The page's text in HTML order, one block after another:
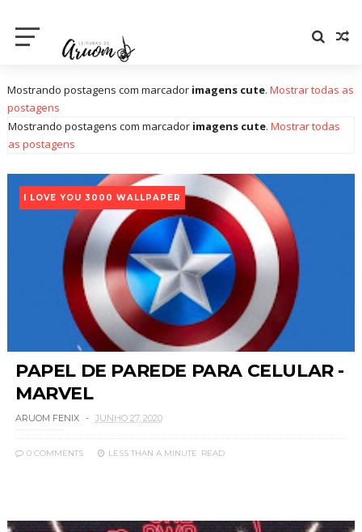
Mostrando postagens com marcador imagens cute. Mostrar todas as
postagens
Mostrando postagens com marcador imagens cute. Mostrar todas
as postagens
I LOVE YOU 3000 WALLPAPER
PAPEL DE PAREDE PARA CELULAR -
MARVEL
ARUOM FENIX JUNHO 27, 2020
0 COMMENTS LESS THAN A MINUTE READ